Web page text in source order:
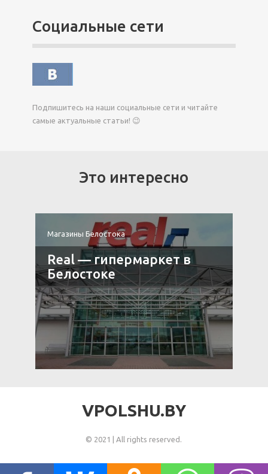
Социальные сети
Подпишитесь на наши социальные сети и читайте
самые актуальные статьи! 😉
Это интересно
Магазины Белостока
Real — гипермаркет в
Белостоке
VPOLSHU.BY
© 2021 | All rights reserved.